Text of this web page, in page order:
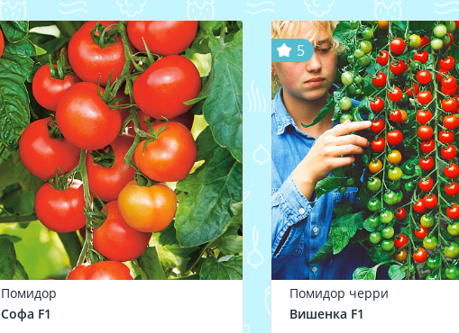
Помидор
Софа F1
5
Помидор черри
Вишенка F1